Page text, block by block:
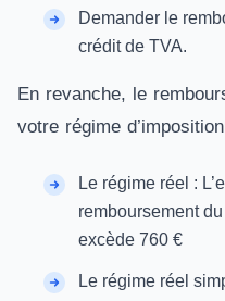
Demander le
crédit de TVA.
En revanche, le
votre régime
Le régime réel :
remboursement
excède 760 €
Le régime réel